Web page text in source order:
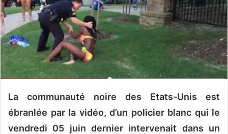
u
n
c
o
u
r
e
l
La communauté noire des Etats-Unis est
ébranlée par la vidéo, d’un policier blanc qui le
vendredi 05 juin dernier intervenait dans un